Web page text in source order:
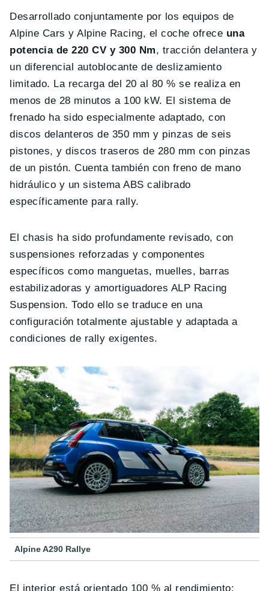
Desarrollado conjuntamente por los equipos de
Alpine Cars y Alpine Racing, el coche ofrece una
potencia de 220 CV y 300 Nm, tracción delantera y
un diferencial autoblocante de deslizamiento
limitado. La recarga del 20 al 80 % se realiza en
menos de 28 minutos a 100 kW. El sistema de
frenado ha sido especialmente adaptado, con
discos delanteros de 350 mm y pinzas de seis
pistones, y discos traseros de 280 mm con pinzas
de un pistón. Cuenta también con freno de mano
hidráulico y un sistema ABS calibrado
específicamente para rally.
El chasis ha sido profundamente revisado, con
suspensiones reforzadas y componentes
específicos como manguetas, muelles, barras
estabilizadoras y amortiguadores ALP Racing
Suspension. Todo ello se traduce en una
configuración totalmente ajustable y adaptada a
condiciones de rally exigentes.
Alpine A290 Rallye
El interior está orientado 100 % al rendimiento: